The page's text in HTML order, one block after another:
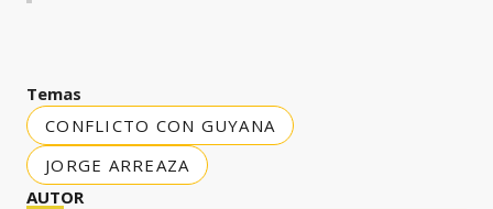
Temas
CONFLICTO CON GUYANA
JORGE ARREAZA
AUTOR